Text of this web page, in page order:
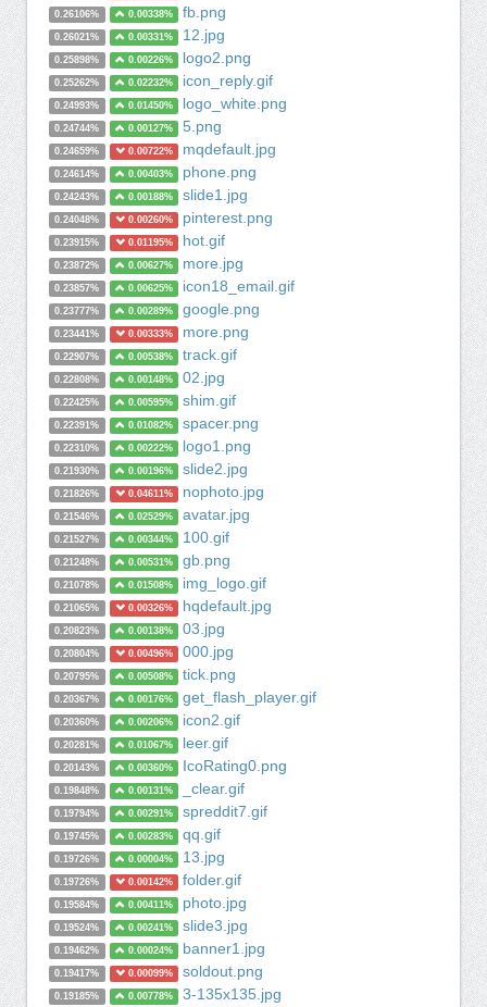
0.26106% 0.00338% fb.png
0.26021% 0.00331% 12.jpg
0.25898% 0.00226% logo2.png
0.25262% 0.02232% icon_reply.gif
0.24993% 0.01450% logo_white.png
0.24744% 0.00127% 5.png
0.24659% 0.00722% mqdefault.jpg
0.24614% 0.00403% phone.png
0.24243% 0.00188% slide1.jpg
0.24048% 0.00260% pinterest.png
0.23915% 0.01195% hot.gif
0.23872% 0.00627% more.jpg
0.23857% 0.00625% icon18_email.gif
0.23777% 0.00289% google.png
0.23441% 0.00333% more.png
0.22907% 0.00538% track.gif
0.22808% 0.00148% 02.jpg
0.22425% 0.00595% shim.gif
0.22391% 0.01082% spacer.png
0.22310% 0.00222% logo1.png
0.21930% 0.00196% slide2.jpg
0.21826% 0.04611% nophoto.jpg
0.21546% 0.02529% avatar.jpg
0.21527% 0.00344% 100.gif
0.21248% 0.00531% gb.png
0.21078% 0.01508% img_logo.gif
0.21065% 0.00326% hqdefault.jpg
0.20823% 0.00138% 03.jpg
0.20804% 0.00496% 000.jpg
0.20795% 0.00508% tick.png
0.20367% 0.00176% get_flash_player.gif
0.20360% 0.00206% icon2.gif
0.20281% 0.01067% leer.gif
0.20143% 0.00360% IcoRating0.png
0.19848% 0.00131% _clear.gif
0.19794% 0.00291% spreddit7.gif
0.19745% 0.00283% qq.gif
0.19726% 0.00004% 13.jpg
0.19726% 0.00142% folder.gif
0.19584% 0.00411% photo.jpg
0.19524% 0.00241% slide3.jpg
0.19462% 0.00024% banner1.jpg
0.19417% 0.00099% soldout.png
0.19185% 0.00778% 3-135x135.jpg